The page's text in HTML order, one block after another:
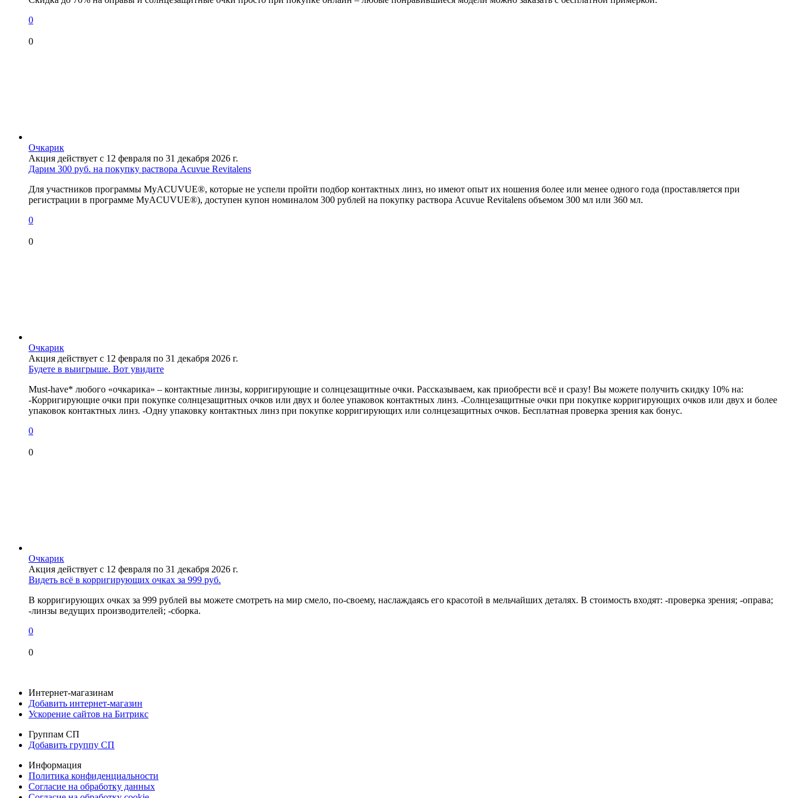
0
0
Очкарик
Акция действует с 12 февраля по 31 декабря 2026 г.
Дарим 300 руб. на покупку раствора Acuvue Revitalens
Для участников программы MyACUVUE®, которые не успели пройти подбор контактных линз, но имеют опыт их ношения более или менее одного года (проставляется при
регистрации в программе MyACUVUE®), доступен купон номиналом 300 рублей на покупку раствора Acuvue Revitalens объемом 300 мл или 360 мл.
0
0
Очкарик
Акция действует с 12 февраля по 31 декабря 2026 г.
Будете в выигрыше. Вот увидите
Must-have* любого «очкарика» – контактные линзы, корригирующие и солнцезащитные очки. Рассказываем, как приобрести всё и сразу! Вы можете получить скидку 10% на:
-Корригирующие очки при покупке солнцезащитных очков или двух и более упаковок контактных линз. -Солнцезащитные очки при покупке корригирующих очков или двух и более
упаковок контактных линз. -Одну упаковку контактных линз при покупке корригирующих или солнцезащитных очков. Бесплатная проверка зрения как бонус.
0
0
Очкарик
Акция действует с 12 февраля по 31 декабря 2026 г.
Видеть всё в корригирующих очках за 999 руб.
В корригирующих очках за 999 рублей вы можете смотреть на мир смело, по-своему, наслаждаясь его красотой в мельчайших деталях. В стоимость входят: -проверка зрения; -оправа;
-линзы ведущих производителей; -сборка.
0
0
Интернет-магазинам
Добавить интернет-магазин
Ускорение сайтов на Битрикс
Группам СП
Добавить группу СП
Информация
Политика конфиденциальности
Согласие на обработку данных